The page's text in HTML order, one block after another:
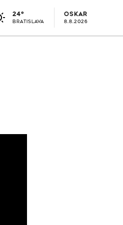
24°
BRATISLAVA
OSKAR
8.8.2026